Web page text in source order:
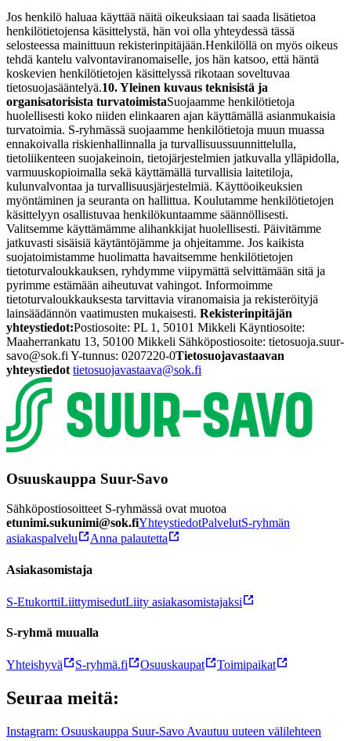
Jos henkilö haluaa käyttää näitä oikeuksiaan tai saada lisätietoa
henkilötietojensa käsittelystä, hän voi olla yhteydessä tässä
selosteessa mainittuun rekisterinpitäjään.Henkilöllä on myös oikeus
tehdä kantelu valvontaviranomaiselle, jos hän katsoo, että häntä
koskevien henkilötietojen käsittelyssä rikotaan soveltuvaa
tietosuojasääntelyä.10. Yleinen kuvaus teknisistä ja
organisatorisista turvatoimistaSuojaamme henkilötietoja
huolellisesti koko niiden elinkaaren ajan käyttämällä asianmukaisia
turvatoimia. S-ryhmässä suojaamme henkilötietoja muun muassa
ennakoivalla riskienhallinnalla ja turvallisuussuunnittelulla,
tietoliikenteen suojakeinoin, tietojärjestelmien jatkuvalla ylläpidolla,
varmuuskopioimalla sekä käyttämällä turvallisia laitetiloja,
kulunvalvontaa ja turvallisuusjärjestelmiä. Käyttöoikeuksien
myöntäminen ja seuranta on hallittua. Koulutamme henkilötietojen
käsittelyyn osallistuvaa henkilökuntaamme säännöllisesti.
Valitsemme käyttämämme alihankkijat huolellisesti. Päivitämme
jatkuvasti sisäisiä käytäntöjämme ja ohjeitamme. Jos kaikista
suojatoimistamme huolimatta havaitsemme henkilötietojen
tietoturvaloukkauksen, ryhdymme viipymättä selvittämään sitä ja
pyrimme estämään aiheutuvat vahingot. Informoimme
tietoturvaloukkauksesta tarvittavia viranomaisia ja rekisteröityjä
lainsäädännön vaatimusten mukaisesti. Rekisterinpitäjän
yhteystiedot:Postiosoite: PL 1, 50101 Mikkeli Käyntiosoite:
Maaherrankatu 13, 50100 Mikkeli Sähköpostiosoite: tietosuoja.suur-
savo@sok.fi Y-tunnus: 0207220-0Tietosuojavastaavan
yhteystiedot tietosuojavastaava@sok.fi
Osuuskauppa Suur-Savo
Sähköpostiosoitteet S-ryhmässä ovat muotoa
etunimi.sukunimi@sok.fiYhteystiedotPalvelutS-ryhmän
asiakaspalvelu
Anna palautetta
Asiakasomistaja
S-EtukorttiLiittymisedutLiity asiakasomistajaksi
S-ryhmä muualla
Yhteishyvä S-ryhmä.fi Osuuskaupat Toimipaikat
Seuraa meitä:
Instagram: Osuuskauppa Suur-Savo Avautuu uuteen välilehteen